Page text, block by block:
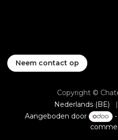
Neem contact op
Copyright ©
Nederlands (BE)
|
Aangeboden door
-